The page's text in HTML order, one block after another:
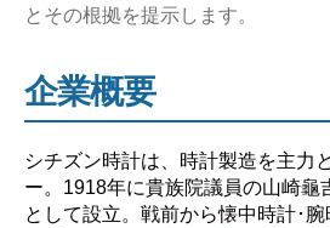
とその根拠を提示します。
企業概要
シチズン時計は、時計製造を主力
ー。1918年に貴族院議員の山崎龜
として設立。戦前から懐中時計･